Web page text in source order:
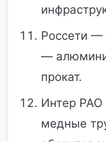
Россети —
—
прокат.
Интер
медные